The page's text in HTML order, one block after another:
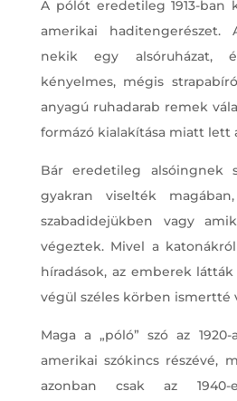
A pólót eredetileg 1913-ban
amerikai
nekik egy alsóruházat,
kényelmes, mégis
anyagú ruhadarab remek
formázó kialakítása miatt lett
Bár eredetileg alsóingnek
gyakran viselték
szabadidejükben vagy
végeztek. Mivel a
híradások, az emberek
végül széles körben ismertté
Maga a „póló” szó az
amerikai szókincs részévé,
azonban csak az